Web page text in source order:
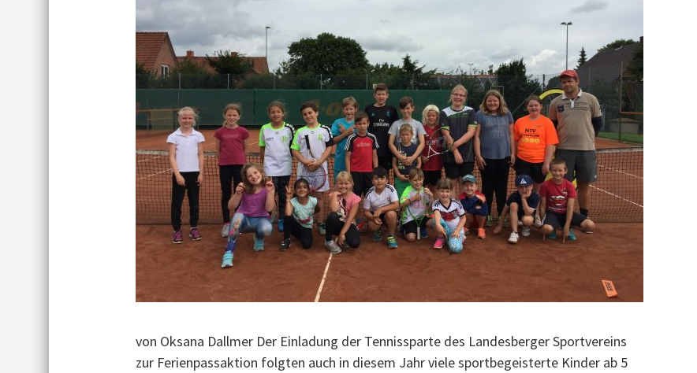
von Oksana Dallmer Der Einladung der Tennissparte des Landesberger Sportvereins
zur Ferienpassaktion folgten auch in diesem Jahr viele sportbegeisterte Kinder ab 5